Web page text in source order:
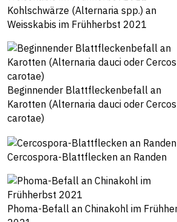
Kohlschwärze (Alternaria spp.) an
Weisskabis im Frühherbst 2021
Beginnender Blattfleckenbefall an
Karotten (Alternaria dauci oder
carotae)
Cercospora-Blattflecken an Randen
Phoma-Befall an Chinakohl im